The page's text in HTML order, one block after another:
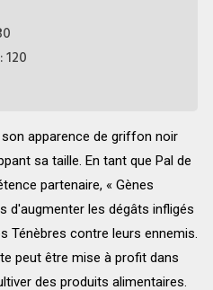
120
apparence de griffon noir
sa taille. En tant que Pal de
partenaire, « Gènes
d'augmenter les dégâts infligés
Ténèbres contre leurs ennemis.
peut être mise à profit dans
des produits alimentaires.